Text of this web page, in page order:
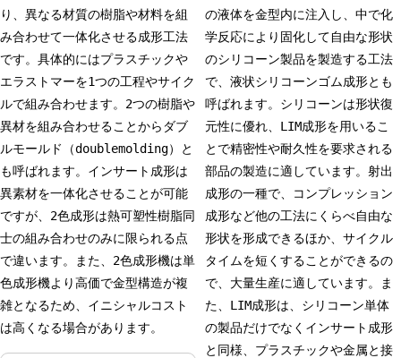
り、異なる材質の樹脂や材料を組
み合わせて一体化させる成形工法
です。具体的にはプラスチックや
エラストマーを1つの工程やサイク
ルで組み合わせます。2つの樹脂や
異材を組み合わせることからダブ
ルモールド（doublemolding）と
も呼ばれます。インサート成形は
異素材を一体化させることが可能
ですが、2色成形は熱可塑性樹脂同
士の組み合わせのみに限られる点
で違います。また、2色成形機は単
色成形機より高価で金型構造が複
雑となるため、イニシャルコスト
は高くなる場合があります。
の液体を金型内に注入し、中で化
学反応により固化して自由な形状
のシリコーン製品を製造する工法
で、液状シリコーンゴム成形とも
呼ばれます。シリコーンは形状復
元性に優れ、LIM成形を用いるこ
とで精密性や耐久性を要求される
部品の製造に適しています。射出
成形の一種で、コンプレッション
成形など他の工法にくらべ自由な
形状を形成できるほか、サイクル
タイムを短くすることができるの
で、大量生産に適しています。ま
た、LIM成形は、シリコーン単体
の製品だけでなくインサート成形
と同様、プラスチックや金属と接